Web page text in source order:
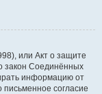
или Акт о защите
закон Соединённых
информацию от
согласие